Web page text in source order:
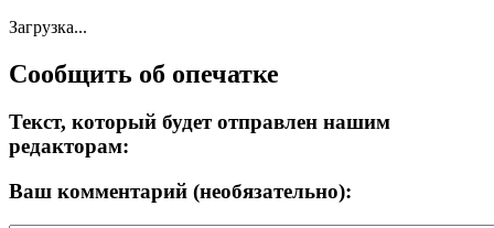
Загрузка...
Сообщить об опечатке
Текст, который будет отправлен нашим
редакторам:
Ваш комментарий (необязательно):